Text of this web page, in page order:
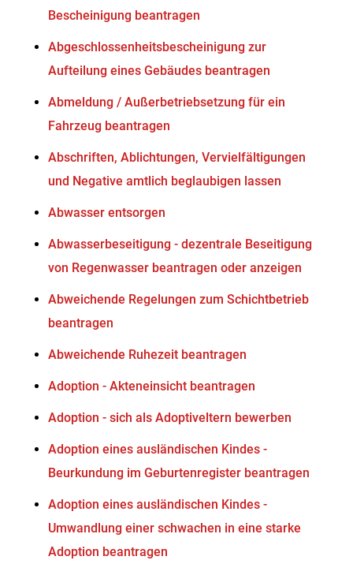
Bescheinigung beantragen
Abgeschlossenheitsbescheinigung zur
Aufteilung eines Gebäudes beantragen
Abmeldung / Außerbetriebsetzung für ein
Fahrzeug beantragen
Abschriften, Ablichtungen, Vervielfältigungen
und Negative amtlich beglaubigen lassen
Abwasser entsorgen
Abwasserbeseitigung - dezentrale Beseitigung
von Regenwasser beantragen oder anzeigen
Abweichende Regelungen zum Schichtbetrieb
beantragen
Abweichende Ruhezeit beantragen
Adoption - Akteneinsicht beantragen
Adoption - sich als Adoptiveltern bewerben
Adoption eines ausländischen Kindes -
Beurkundung im Geburtenregister beantragen
Adoption eines ausländischen Kindes -
Umwandlung einer schwachen in eine starke
Adoption beantragen